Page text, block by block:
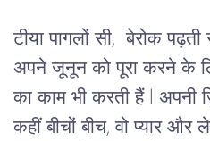
टीया पागलों सी,  बेरोक
अपने जूनून को पूरा करने के
का काम भी करती हैं l अपनी
कहीं बीचों बीच, वो प्यार